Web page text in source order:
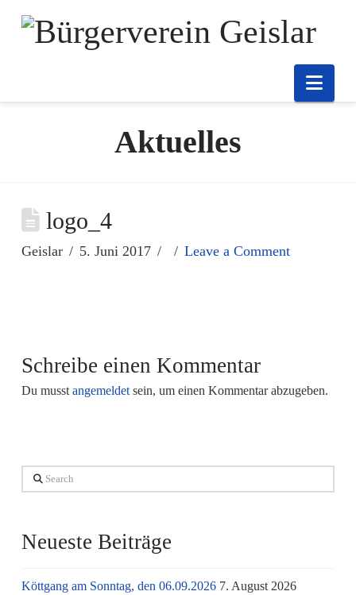
Aktuelles
logo_4
Geislar 5. Juni 2017 Leave a Comment
Schreibe einen Kommentar
Du musst angemeldetsein, um einen Kommentar abzugeben.
Search
Neueste Beiträge
Köttgang am Sonntag, den 06.09.2026 7. August 2026